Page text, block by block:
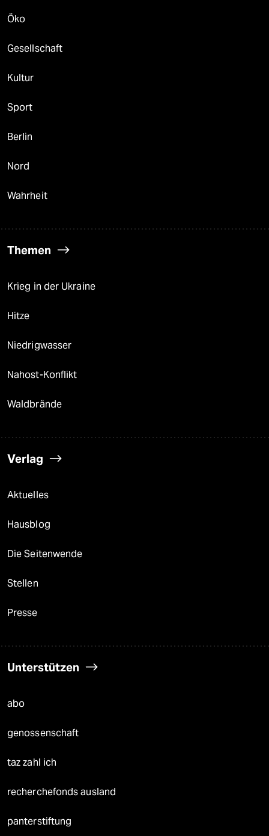
Öko
Gesellschaft
Kultur
Sport
Berlin
Nord
Wahrheit
Themen
Krieg in der Ukraine
Hitze
Niedrigwasser
Nahost-Konflikt
Waldbrände
Verlag
Aktuelles
Hausblog
Die Seitenwende
Stellen
Presse
Unterstützen
abo
genossenschaft
taz zahl ich
recherchefonds ausland
panterstiftung